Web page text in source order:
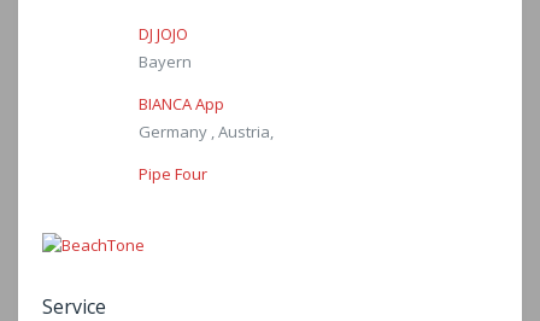
DJ JOJO
Bayern
BIANCA App
Germany , Austria,
Pipe Four
Service